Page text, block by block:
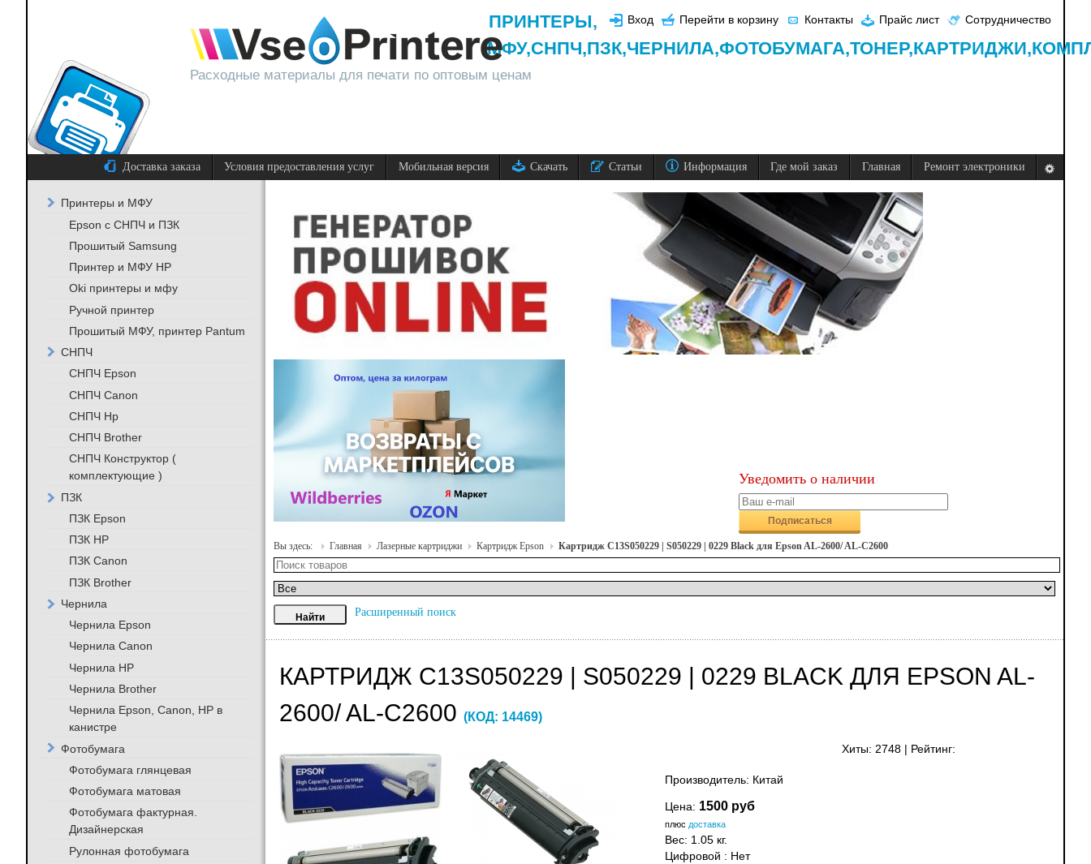
Расходные материалы для печати по оптовым ценам
Вход Перейти в корзину Контакты Прайс лист Сотрудничество
ПРИНТЕРЫ,
МФУ,СНПЧ,ПЗК,ЧЕРНИЛА,ФОТОБУМАГА,ТОНЕР,КАРТРИДЖИ,
Доставка заказа Условия предоставления услуг Мобильная версия Скачать Статьи Информация Где мой заказ Главная Ремонт электроники
Вы здесь: Главная Лазерные картриджи Картридж Epson Картридж C13S050229 | S050229 | 0229 Black для Epson AL-2600/ AL-C2600
Расширенный поиск
КАРТРИДЖ C13S050229 | S050229 | 0229 BLACK ДЛЯ EPSON AL-
2600/ AL-C2600 (КОД: 14469)
Хиты: 2748 Рейтинг:
Производитель: Китай
Цена: 1500 руб
плюс доставка
Вес: 1.05 кг.
Цифровой : Нет
Уведомить о наличии
Подписаться
Принтеры и МФУ
Epson с СНПЧ и ПЗК
Прошитый Samsung
Принтер и МФУ HP
Oki принтеры и мфу
Ручной принтер
Прошитый МФУ, принтер Pantum
СНПЧ
СНПЧ Epson
СНПЧ Canon
СНПЧ Hp
СНПЧ Brother
СНПЧ Конструктор (
комплектующие )
ПЗК
ПЗК Epson
ПЗК HP
ПЗК Canon
ПЗК Brother
Чернила
Чернила Epson
Чернила Canon
Чернила HP
Чернила Brother
Чернила Epson, Canon, HP в
канистре
Фотобумага
Фотобумага глянцевая
Фотобумага матовая
Фотобумага фактурная.
Дизайнерская
Рулонная фотобумага